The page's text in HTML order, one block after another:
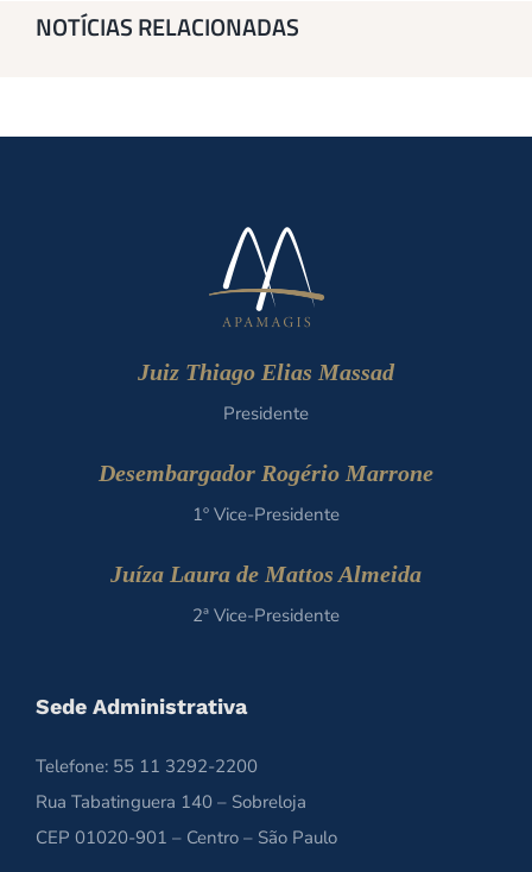
NOTÍCIAS RELACIONADAS
Juiz Thiago Elias Massad
Presidente
Desembargador Rogério Marrone
1º Vice-Presidente
Juíza Laura de Mattos Almeida
2ª Vice-Presidente
Sede Administrativa
Telefone: 55 11 3292-2200
Rua Tabatinguera 140 – Sobreloja
CEP 01020-901 – Centro – São Paulo